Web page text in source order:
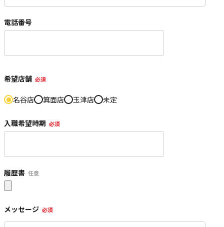
電話番号
希望店舗 必須
名谷店 箕面店 玉津店 未定
入職希望時期 必須
履歴書 任意
メッセージ 必須